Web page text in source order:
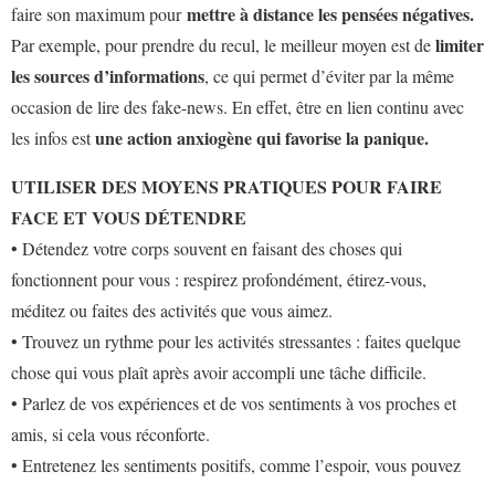
faire son maximum pourmettre à distance les pensées négatives.
Par exemple, pour prendre du recul, le meilleur moyen est delimiter
les sources d’informations, ce qui permet d’éviter par la même
occasion de lire des fake-news. En effet, être en lien continu avec
les infos estune action anxiogène qui favorise la panique.
UTILISER DES MOYENS PRATIQUES POUR FAIRE
FACE ET VOUS DÉTENDRE
• Détendez votre corps souvent en faisant des choses qui
fonctionnent pour vous : respirez profondément, étirez-vous,
méditez ou faites des activités que vous aimez.
• Trouvez un rythme pour les activités stressantes : faites quelque
chose qui vous plaît après avoir accompli une tâche difficile.
• Parlez de vos expériences et de vos sentiments à vos proches et
amis, si cela vous réconforte.
• Entretenez les sentiments positifs, comme l’espoir, vous pouvez